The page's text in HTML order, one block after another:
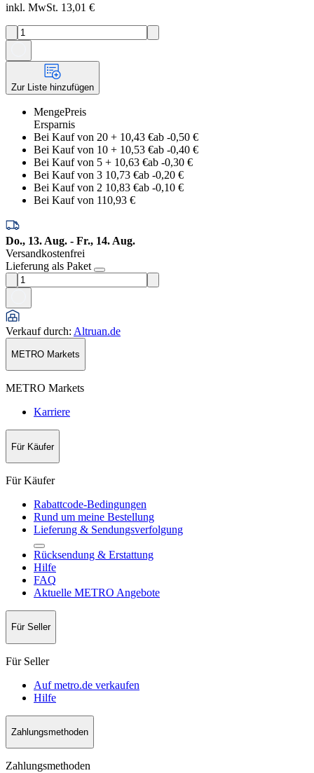
inkl. MwSt. 13,01 €
Zur Liste hinzufügen
MengePreis
Ersparnis
Bei Kauf von 20 + 10,43 €ab -0,50 €
Bei Kauf von 10 + 10,53 €ab -0,40 €
Bei Kauf von 5 + 10,63 €ab -0,30 €
Bei Kauf von 3 10,73 €ab -0,20 €
Bei Kauf von 2 10,83 €ab -0,10 €
Bei Kauf von 110,93 €
Do., 13. Aug. - Fr., 14. Aug.
Versandkostenfrei
Lieferung als Paket
Verkauf durch: Altruan.de
METRO Markets
METRO Markets
Karriere
Für Käufer
Für Käufer
Rabattcode-Bedingungen
Rund um meine Bestellung
Lieferung & Sendungsverfolgung
Rücksendung & Erstattung
Hilfe
FAQ
Aktuelle METRO Angebote
Für Seller
Für Seller
Auf metro.de verkaufen
Hilfe
Zahlungsmethoden
Zahlungsmethoden